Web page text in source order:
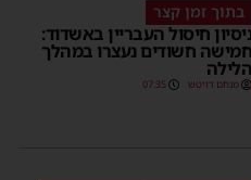
בתוך זמן קצר
ניסיון חיסול העבריין באשדוד:
חמישה חשודים נעצרו במהלך
הלילה
מנחם דויטש 07:35